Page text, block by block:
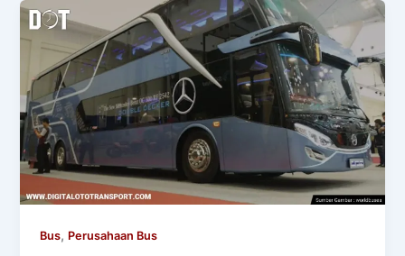
Bus, Perusahaan Bus